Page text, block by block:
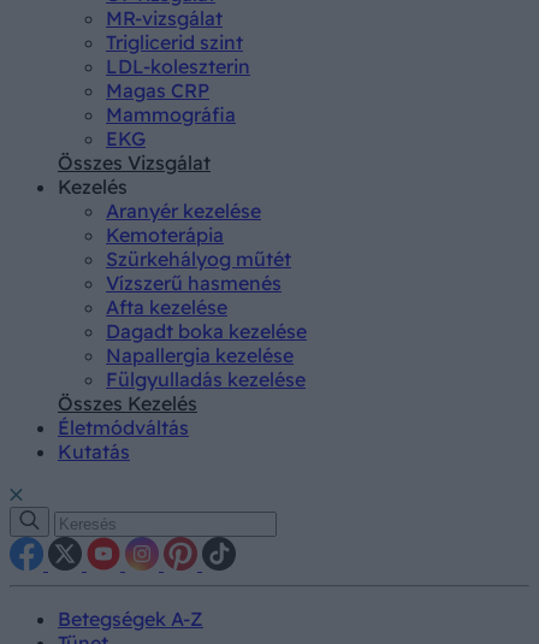
MR-vizsgálat
Triglicerid szint
LDL-koleszterin
Magas CRP
Mammográfia
EKG
Összes Vizsgálat
Kezelés
Aranyér kezelése
Kemoterápia
Szürkehályog műtét
Vízszerű hasmenés
Afta kezelése
Dagadt boka kezelése
Napallergia kezelése
Fülgyulladás kezelése
Összes Kezelés
Életmódváltás
Kutatás
Betegségek A-Z